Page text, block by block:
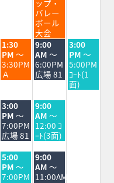
2026
ップ・
バレー
ボール
大会
金
曜
日,
8
月
2026
1:30
PM ～
3:30PM
Ａ
土
曜
日,
8
月
2026
9:00
AM ～
6:00PM
広場 81
日
曜
日,
8
月
23rd
3:00
PM ～
5:00PM
ｺｰﾄ(1
面)
金
曜
日,
8
月
21st
2026
3:00
PM ～
7:00PM
広場 81
土
曜
日,
8
月
22nd
2026
9:00
AM ～
12:00 ｺ
ｰﾄ(3面)
金
曜
日,
5:00
PM ～
7:00PM
土
曜
日,
9:00
AM ～
11:00AM